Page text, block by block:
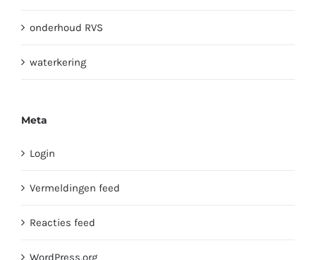
onderhoud RVS
waterkering
Meta
Login
Vermeldingen feed
Reacties feed
WordPress.org